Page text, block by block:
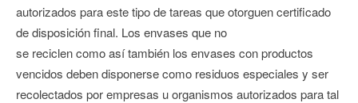
autorizados para este tipo de tareas que otorguen certificado
de disposición final. Los envases que no
se reciclen como así también los envases con productos
vencidos deben disponerse como residuos especiales y ser
recolectados por empresas u organismos autorizados para tal